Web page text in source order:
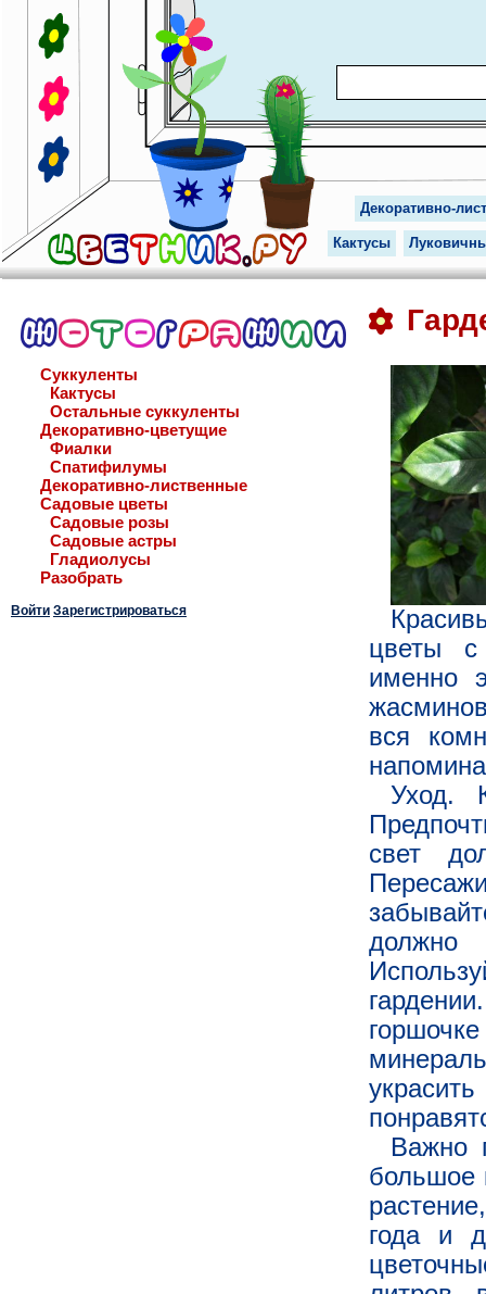
Декоративно-
Кактусы
Суккуленты
Кактусы
Остальные суккуленты
Декоративно-цветущие
Фиалки
Спатифилумы
Декоративно-лиственные
Садовые цветы
Садовые розы
Садовые астры
Гладиолусы
Разобрать
Войти Зарегистрироваться
цветы с
именно
вся
Уход.
свет
Важно
большое
года и